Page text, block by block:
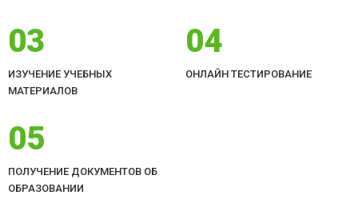
03
ИЗУЧЕНИЕ УЧЕБНЫХ
МАТЕРИАЛОВ
04
ОНЛАЙН ТЕСТИРОВАНИЕ
05
ПОЛУЧЕНИЕ ДОКУМЕНТОВ ОБ
ОБРАЗОВАНИИ